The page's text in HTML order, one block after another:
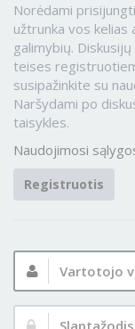
Norėdami
užtrunka vos kelias
galimybių.
teises
susipažinkite su
Naršydami po
taisykles.
Naudojimosi
Registruotis
Vartotojo
vardas:
Slaptažodis: